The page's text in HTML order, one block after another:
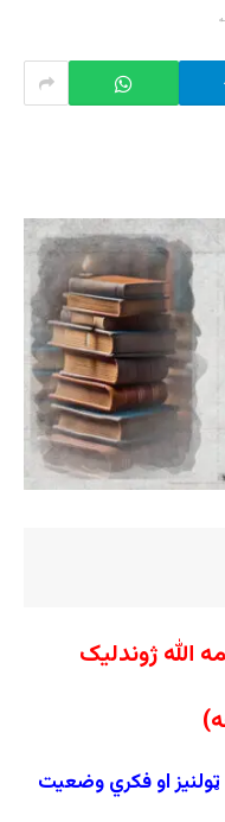
اللهژوندلیک
)
او فکريوضعیت